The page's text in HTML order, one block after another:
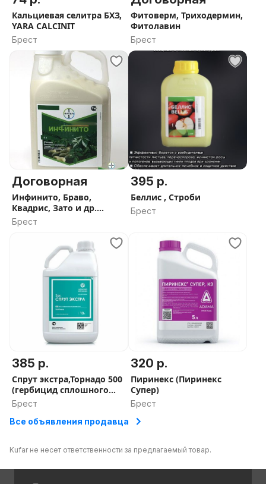
Кальциевая селитра БХЗ,
YARA CALCINIT
Брест
Фитоверм, Триходермин,
Фитолавин
Брест
Договорная
Инфинито, Браво,
Квадрис, Зато и др.
фунгициды
Брест
395 р.
Беллис , Строби
Брест
385 р.
Спрут экстра,Торнадо 500
(гербицид сплошного
действия),10 л
Брест
320 р.
Пиринекс (Пиринекс
Супер)
Брест
Все объявления продавца
Kufar не несет ответственности за предлагаемый товар.